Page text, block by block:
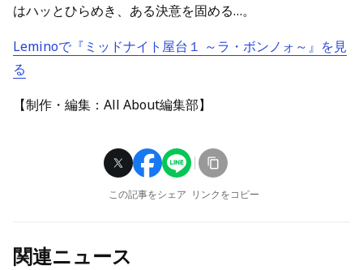
はハッとひらめき、ある決意を固める…。
Leminoで『ミッドナイト屋台１ ～ラ・ボンノォ～』を見
る
【制作・編集：All About編集部】
この記事をシェア リンクをコピー
関連ニュース